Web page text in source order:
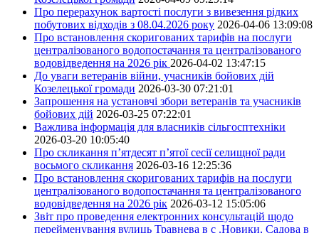
Про перерахунок вартості послуги з вивезення рідких
побутових відходів з 08.04.2026 року 2026-04-06 13:09:08
Про встановлення скоригованих тарифів на послуги
централізованого водопостачання та централізованого
водовідведення на 2026 рік 2026-04-02 13:47:15
До уваги ветеранів війни, учасників бойових дій
Козелецької громади 2026-03-30 07:21:01
Запрошення на установчі збори ветеранів та учасників
бойових дій 2026-03-25 07:22:01
Важлива інформація для власників сільгосптехніки
2026-03-20 10:05:40
Про скликання п’ятдесят п’ятої сесії селищної ради
восьмого скликання 2026-03-16 12:25:36
Про встановлення скоригованих тарифів на послуги
централізованого водопостачання та централізованого
водовідведення на 2026 рік 2026-03-12 15:05:06
Звіт про проведення електронних консультацій щодо
перейменування вулиць Травнева в с .Новики, Садова в